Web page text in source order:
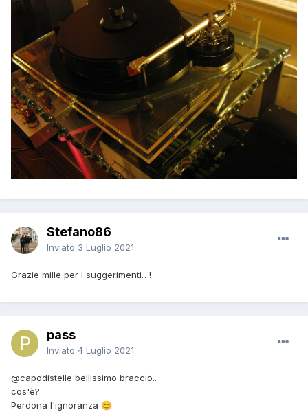
Stefano86
Inviato 3 Luglio 2021
Grazie mille per i suggerimenti…!
pass
Inviato 4 Luglio 2021
@capodistelle bellissimo braccio..
cos'è?
Perdona l'ignoranza 😊